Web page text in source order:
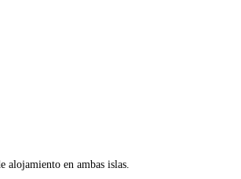
alojamiento en ambas islas.